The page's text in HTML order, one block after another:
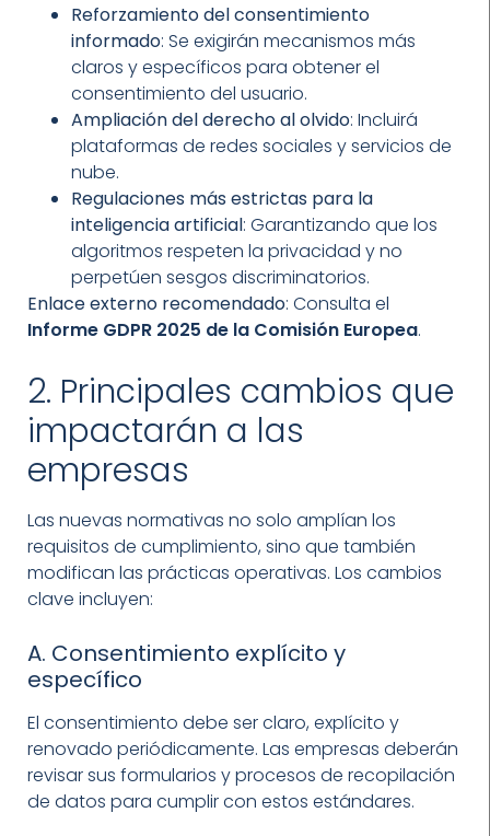
Reforzamiento del consentimiento
informado: Se exigirán mecanismos más
claros y específicos para obtener el
consentimiento del usuario.
Ampliación del derecho al olvido: Incluirá
plataformas de redes sociales y servicios de
nube.
Regulaciones más estrictas para la
inteligencia artificial: Garantizando que los
algoritmos respeten la privacidad y no
perpetúen sesgos discriminatorios.
Enlace externo recomendado: Consulta el
Informe GDPR 2025 de la Comisión Europea.
2. Principales cambios que
impactarán a las
empresas
Las nuevas normativas no solo amplían los
requisitos de cumplimiento, sino que también
modifican las prácticas operativas. Los cambios
clave incluyen:
A. Consentimiento explícito y
específico
El consentimiento debe ser claro, explícito y
renovado periódicamente. Las empresas deberán
revisar sus formularios y procesos de recopilación
de datos para cumplir con estos estándares.